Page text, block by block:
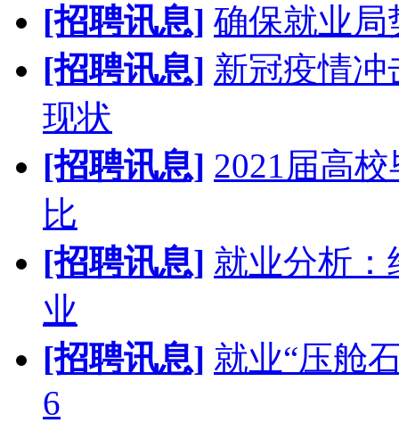
[招聘讯息] 确保就业局
[招聘讯息] 新冠疫情
现状
[招聘讯息] 2021届高
比
[招聘讯息] 就业分析
业
[招聘讯息] 就业“压舱
6